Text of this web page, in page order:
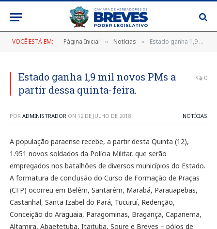
VOCÊ ESTÁ EM: Página Inicial » Notícias » Estado ganha 1,9 mil novos PMs a partir dessa quinta-feira.
Estado ganha 1,9 mil novos PMs a
partir dessa quinta-feira.
0
POR ADMINISTRADOR ON 12 DE JULHO DE 2018 NOTÍCIAS
A população paraense recebe, a partir desta Quinta (12),
1.951 novos soldados da Polícia Militar, que serão
empregados nos batalhões de diversos municípios do Estado.
A formatura de conclusão do Curso de Formação de Praças
(CFP) ocorreu em Belém, Santarém, Marabá, Parauapebas,
Castanhal, Santa Izabel do Pará, Tucuruí, Redenção,
Conceição do Araguaia, Paragominas, Bragança, Capanema,
Altamira, Abaetetuba, Itaituba, Soure e Breves – pólos de